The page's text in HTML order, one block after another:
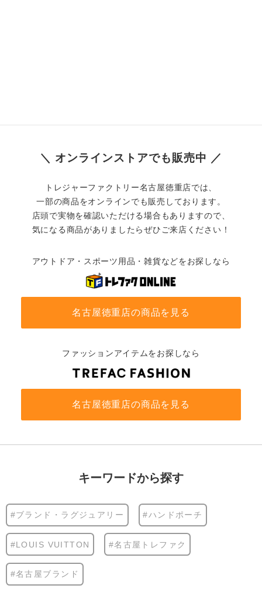
＼ オンラインストアでも販売中 ／
トレジャーファクトリー名古屋徳重店では、
一部の商品をオンラインでも販売しております。
店頭で実物を確認いただける場合もありますので、
気になる商品がありましたらぜひご来店ください！
アウトドア・スポーツ用品・雑貨などをお探しなら
名古屋徳重店の商品を見る
ファッションアイテムをお探しなら
名古屋徳重店の商品を見る
キーワードから探す
#ブランド・ラグジュアリー #ハンドポーチ
#LOUIS VUITTON #名古屋トレファク
#名古屋ブランド